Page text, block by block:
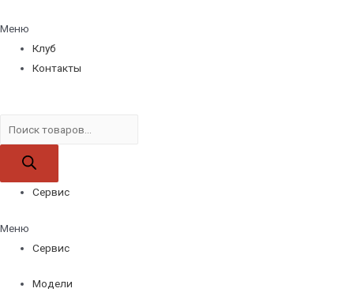
Меню
Клуб
Контакты
товаров
Сервис
Меню
Сервис
Модели